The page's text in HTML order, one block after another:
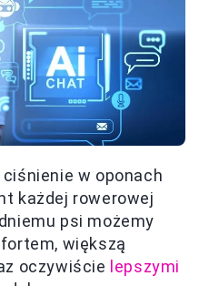
w oponach
każdej rowerowej
psi możemy
większą
oczywiście lepszymi